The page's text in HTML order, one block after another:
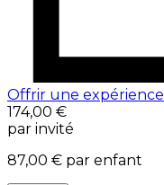
Offrir une expérience
174,00 €
par invité
87,00 € par enfant